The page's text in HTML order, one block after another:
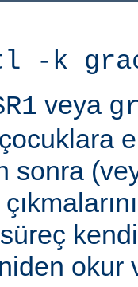
-k
veya
sonra